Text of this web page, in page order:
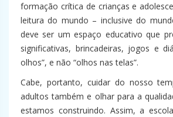
formação crítica de crianças e
leitura do mundo – inclusive do
deve ser um espaço educativo que
significativas, brincadeiras, jogos e
olhos”, e não “olhos nas telas”.
Cabe, portanto, cuidar do nosso
adultos também e olhar para a
estamos construindo. Assim, a